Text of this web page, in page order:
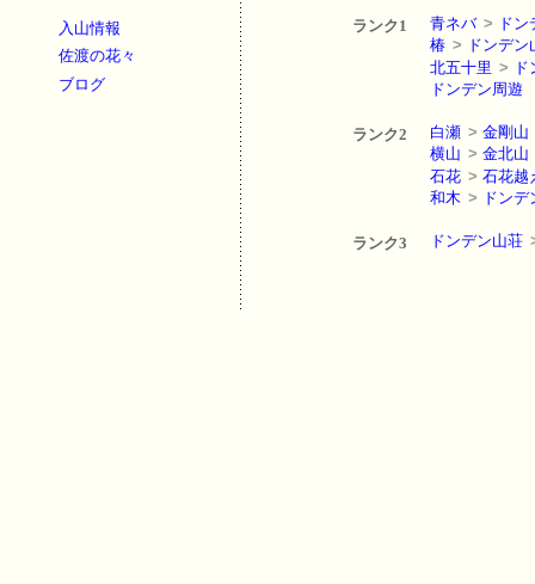
入山情報
佐渡の花々
ブログ
ランク1 青ネバ > ド
椿 > ドンデン
北五十里 >
ドンデン周遊
ランク2 白瀬 > 金剛山
横山 > 金北山
石花 > 石花越
和木 > ドンデ
ランク3 ドンデン山荘